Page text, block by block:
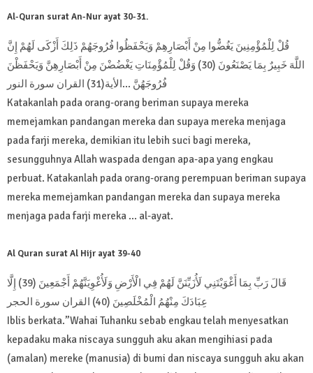
Al-Quran surat An-Nur ayat 30-31.
قُلْ لِلْمُؤْمِنِينَ يَغُضُّوا مِنْ أَبْصَارِهِمْ وَيَحْفَظُوا فُرُوجَهُمْ ذَلِكَ أَزْكَى لَهُمْ إِنَّ
اللَّهَ خَبِيرٌ بِمَا يَصْنَعُونَ (30) وَقُلْ لِلْمُؤْمِنَاتِ يَغْضُضْنَ مِنْ أَبْصَارِهِنَّ وَيَحْفَظْنَ
فُرُوجَهُنَّ ...الأية(31) القران سورة النور
Katakanlah pada orang-orang beriman supaya mereka
memejamkan pandangan mereka dan supaya mereka menjaga
pada farji mereka, demikian itu lebih suci bagi mereka,
sesungguhnya Allah waspada dengan apa-apa yang engkau
perbuat. Katakanlah pada orang-orang perempuan beriman supaya
mereka memejamkan pandangan mereka dan supaya mereka
menjaga pada farji mereka ... al-ayat.
Al Quran surat Al Hijr ayat 39-40
قَالَ رَبِّ بِمَا أَغْوَيْتَنِي لَأُزَيِّنَنَّ لَهُمْ فِي الْأَرْضِ وَلَأُغْوِيَنَّهُمْ أَجْمَعِينَ (39) إِلَّا
عِبَادَكَ مِنْهُمُ الْمُخْلَصِينَ (40) القران سورة الحجر
Iblis berkata.”Wahai Tuhanku sebab engkau telah menyesatkan
kepadaku maka niscaya sungguh aku akan mengihiasi pada
(amalan) mereke (manusia) di bumi dan niscaya sungguh aku akan